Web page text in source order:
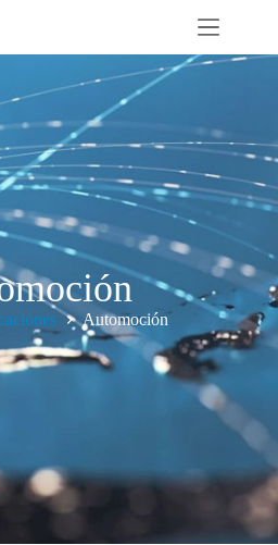
Automoción